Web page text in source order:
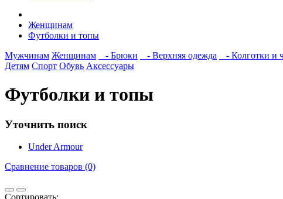
Женщинам
Футболки и топы
Мужчинам Женщинам - Брюки - Верхняя одежда - Колготки и
Детям Спорт Обувь Аксессуары
Футболки и топы
Уточнить поиск
Under Armour
Сравнение товаров (0)